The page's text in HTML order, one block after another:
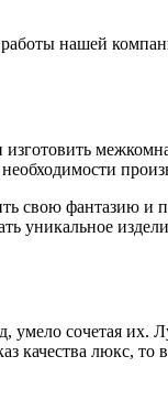
нашей
свою фантазию и
уникальное
умело сочетая их.
люкс, то